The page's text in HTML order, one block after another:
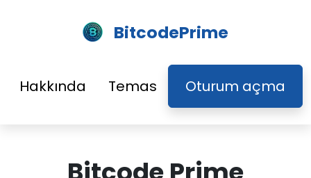
BitcodePrime
Hakkında Temas Oturum açma